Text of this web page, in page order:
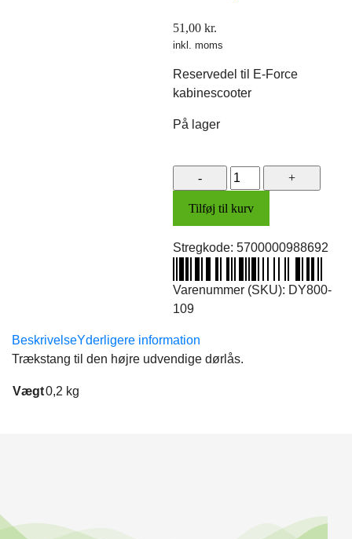
51,00 kr.
inkl. moms
Reservedel til E-Force
kabinescooter
På lager
Trækstang
t/udv.
dørlås
(højre)
antal
Tilføj til kurv
Stregkode: 5700000988692
Varenummer (SKU): DY800-
109
BeskrivelseYderligere information
Trækstang til den højre udvendige dørlås.
Vægt0,2 kg